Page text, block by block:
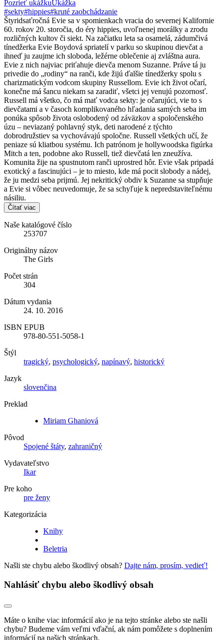
Pozrieť ukážkuUkážka
#sekty#hippies#kruté zaobchádzanie
Štyridsaťročná Evie sa v spomienkach vracia do severnej Kalifornie
60. rokov 20. storočia, do éry hippies, uvoľnenej morálky a zrodu
rozličných kultov či siekt. Na začiatku leta sa osamelá, zádumčivá
tínedžerka Evie Boydová spriatelí v parku so skupinou dievčat a
ihneď ju zaujme ich sloboda, ležérne oblečenie aj zvláštna aura.
Evie z nich najviac priťahuje dievča menom Suzanne. Práve tá ju
privedie do „rodiny“ na ranči, kde žijú ďalšie tínedžerky spolu s
charizmatickým vodcom skupiny Russellom. Evie ich život očarí,
konečne má šancu niekam sa zaradiť, všetci jej venujú pozornosť.
Russell má všetko, čo má mať vodca sekty: je očarujúci, vie to s
dievčatami a v časoch komplikovaného hľadania samých seba im
ponúka spôsob života oslobodený od záväzkov a spoločenského
úzu – neviazaný pohlavný styk, deti narodené z týchto
dobrodružstiev sa vychovávajú spoločne. Russell všetkých učí, že
peniaze sú kliatbou systému. Ich patrónom je hollywoodska figúrka
Mitch a ten, podobne ako Russell, tiež dievčatá len zneužíva.
Komunita žije na spustnutom ranči uprostred hôr. Evie však pripadá
exotický a fascinujúci – je to miesto, kde má pocit slobody a nádej,
že ju medzi seba prijmú. Jej nekritický obdiv k Suzanne sa stupňuje
a Evie si vôbec neuvedomuje, že sa schyľuje k nepredstaviteľnému
násiliu.
Čítať viac
Naše katalógové číslo
253707
Originálny názov
The Girls
Počet strán
304
Dátum vydania
24. 10. 2016
ISBN EPUB
978-80-551-5058-1
Štýl
tragický, psychologický, napínavý, historický
Jazyk
slovenčina
Preklad
Miriam Ghaniová
Pôvod
Spojené štáty, zahraničný
Vydavateľstvo
Ikar
Pre koho
pre ženy
Kategorizácia
Knihy
Beletria
Našli ste chybu alebo škodlivý obsah? Dajte nám, prosím, vedieť!
Nahlásiť chybu alebo škodlivý obsah
Máte o knihe viac informácií ako je na tejto stránke alebo ste našli
chybu? Budeme vám veľmi vďační, ak nám pomôžete s doplnením
informácií na našich stránkach.